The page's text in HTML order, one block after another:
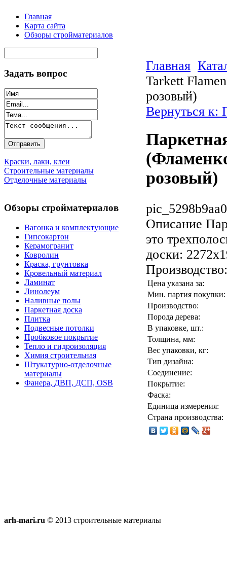
Главная
Карта сайта
Обзоры стройматериалов
Задать вопрос
Краски, лаки, клеи
Строительные материалы
Отделочные материалы
Обзоры стройматериалов
Вагонка и комплектующие
Гипсокартон
Керамогранит
Ковролин
Краска, грунтовка
Кровельный материал
Ламинат
Линолеум
Наливные полы
Паркетная доска
Плитка
Подвесные потолки
Пробковое покрытие
Тепло и гидроизоляция
Химия строительная
Штукатурно-отделочные
материалы
Фанера, ДВП, ДСП, OSB
Главная
Tarkett
розовый)
Вернуться к:
розовый)
Описание
это
доски:
Цена указана за:
Мин. партия покупки:
Производство:
Порода дерева:
В упаковке, шт.:
Толщина, мм:
Вес упаковки, кг:
Тип дизайна:
Соединение:
Покрытие:
Фаска:
Единица измерения:
Страна производства:
arh-mari.ru © 2013 строительные материалы